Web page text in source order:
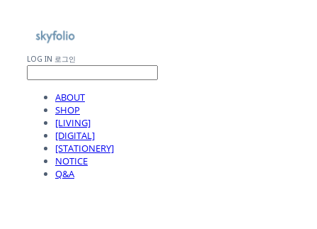
LOG IN 로그인
ABOUT
SHOP
[LIVING]
[DIGITAL]
[STATIONERY]
NOTICE
Q&A